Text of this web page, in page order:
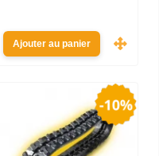
Ajouter au panier